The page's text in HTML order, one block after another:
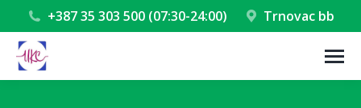
+387 35 303 500 (07:30-24:00) Trnovac bb